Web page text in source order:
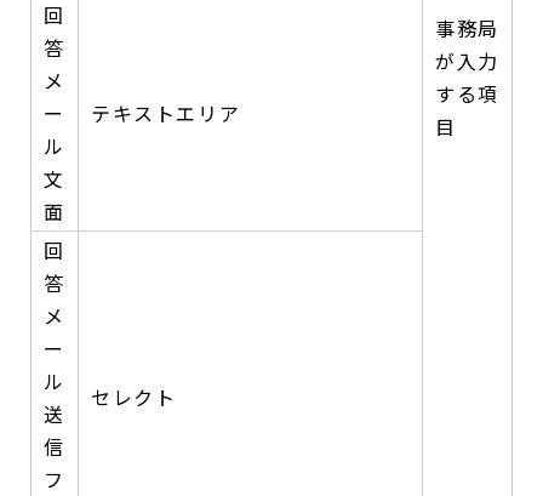
事務局
が入力
する項
目
回
答
メ
ー
ル
文
面
テキストエリア
回
答
メ
ー
ル
送
信
フ
セレクト